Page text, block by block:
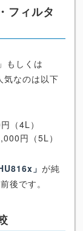
フィルタ
もしくは
気なのは以下
（4L）
円（5L）
」 が純
後です。